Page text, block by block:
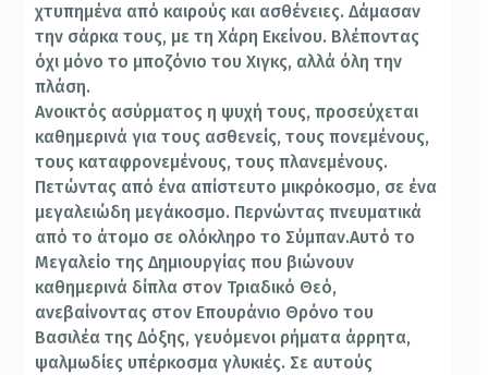
χτυπημένα από καιρούς και ασθένειες. Δάμασαν
την σάρκα τους, με τη Χάρη Εκείνου. Βλέποντας
όχι μόνο το μποζόνιο του Χιγκς, αλλά όλη την
πλάση.
Ανοικτός ασύρματος η ψυχή τους, προσεύχεται
καθημερινά για τους ασθενείς, τους πονεμένους,
τους καταφρονεμένους, τους πλανεμένους.
Πετώντας από ένα απίστευτο μικρόκοσμο, σε ένα
μεγαλειώδη μεγάκοσμο. Περνώντας πνευματικά
από το άτομο σε ολόκληρο το Σύμπαν.Αυτό το
Μεγαλείο της Δημιουργίας που βιώνουν
καθημερινά δίπλα στον Τριαδικό Θεό,
ανεβαίνοντας στον Επουράνιο Θρόνο του
Βασιλέα της Δόξης, γευόμενοι ρήματα άρρητα,
ψαλμωδίες υπέρκοσμα γλυκιές. Σε αυτούς